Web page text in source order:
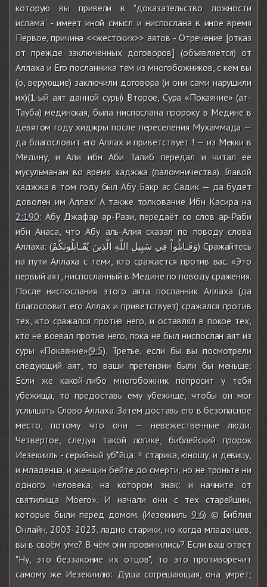
которую вы привели в "доказательство ложности
ислама" - имеет иной смысл и ниспослана в иное время
Первое, причина <<жестоких>> аятов - Отречение [отказ
от прежде заключенных договоров] (объявляется) от
Аллаха и Его посланника тем из многобожников, с кем вы
(о, верующие) заключили договора (и они сами нарушили
их)(1-ый аят данной суры) Второе, Сура «Покаяние» (ат-
Тауба) мединская, была ниспослана пророку в Медине в
девятом году хиджры после переселения Мухаммада —
да благословит его Аллах и приветствует ! — из Мекки в
Медину, и Али ибн Аби Талиб передал и читал её
мусульманам во время хаджжа (паломничества). Главой
хаджжа в том году был Абу Бакр ас Садик — да будет
доволен им Аллах! А также толкование Ибн Касира на
2:190: Абу Джафар ар-Рази, передаёт со слов ар-Раби
ибн Анаса, что Абу аль-Алия сказал по поводу слова
Аллаха: (وَقَـاتِلُواْ فِي سَبِيلِ اللَّهِ الَّذِينَ يُقَـاتِلُونَكُمْ) Сражайтесь
на пути Аллаха с теми, кто сражается против вас. «Это
первый аят, ниспосланный в Медине по поводу сражения.
После ниспослания этого аята посланник Аллаха (да
благословит его Аллах и приветствует) сражался против
тех, кто сражался против него, и оставлял в покое тех,
кто не воевал против него, пока не был ниспослан аят из
суры «Покаяние»(9:5). Третье, если бы вы посмотрели
следующий аят, то ваши претензии были бы меньше:
Если же какой-либо многобожник попросит у тебя
убежища, то предоставь ему убежище, чтобы он мог
услышать Слово Аллаха. Затем доставь его в безопасное
место, потому что они — невежественные люди.
Четвёртое, следуя такой логике, библейский пророк
Иезекииль - серийный уб*йца: ⁶ старика, юношу, и девицу,
и младенца, и женщин бейте до смерти, но не троньте ни
одного человека, на котором знак; и начните от
святилища Моего». И начали они с тех старейшин,
которые были перед домом. (Иезекииль 9:6) © Библия
Онлайн, 2003-2023. ладно старики, но когда младенцев,
вы в своём уме? В чём они провинились? Если ваш ответ
"Ну, это беззаконие их отцов", то это противоречит
самому же Иезекиилю: Душа согрешающая, она умрёт;